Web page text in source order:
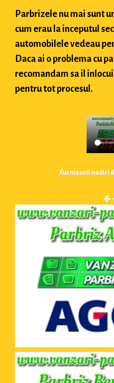
Parbrizele nu mai sunt
cum erau la inceputul
automobilele vedeau
Daca ai o problema cu
recomandam sa il
pentru tot procesul.
Furnizorii nostri